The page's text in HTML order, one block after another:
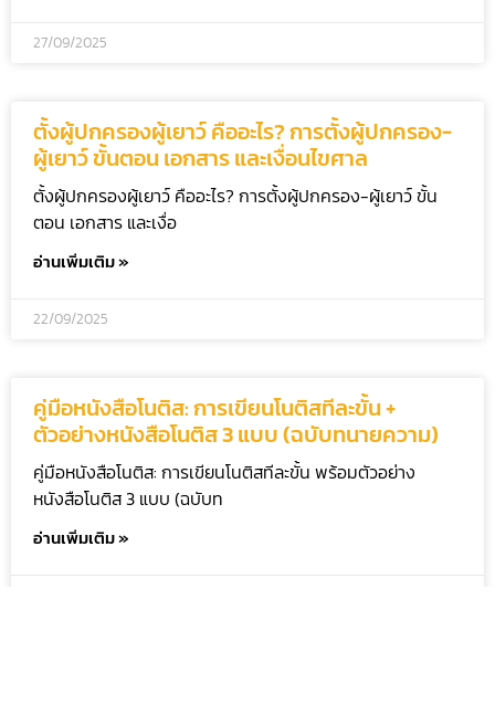
27/09/2025
ตั้งผู้ปกครองผู้เยาว์ คืออะไร? การตั้งผู้ปกครอง-
ผู้เยาว์ ขั้นตอน เอกสาร และเงื่อนไขศาล
ตั้งผู้ปกครองผู้เยาว์ คืออะไร? การตั้งผู้ปกครอง-ผู้เยาว์ ขั้น
ตอน เอกสาร และเงื่อ
อ่านเพิ่มเติม »
22/09/2025
คู่มือหนังสือโนติส: การเขียนโนติสทีละขั้น +
ตัวอย่างหนังสือโนติส 3 แบบ (ฉบับทนายความ)
คู่มือหนังสือโนติส: การเขียนโนติสทีละขั้น พร้อมตัวอย่าง
หนังสือโนติส 3 แบบ (ฉบับท
อ่านเพิ่มเติม »